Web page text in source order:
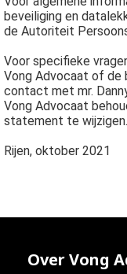
beveiliging en
de Autoriteit
Voor specifieke
Vong Advocaat of de
contact met mr.
Vong Advocaat
statement te wijzigen.
Rijen, oktober 2021
Over Vong